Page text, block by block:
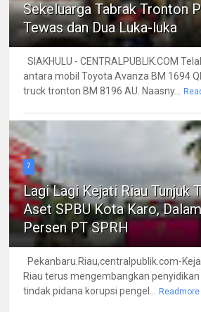
Sekeluarga Tabrak Tronton
Tewas dan Dua Luka-luka
SIAKHULU - CENTRALPUBLIK.COM
antara mobil Toyota Avanza BM 1694
truck tronton BM 8196 AU. Naasny...
7
Lagi Lagi Kejati Riau Tunjuk
Aset SPBU Kota Karo,
Persen PT SPRH
Pekanbaru.Riau,centralpublik.com-
Riau terus mengembangkan
tindak pidana korupsi pengel...
Readmore